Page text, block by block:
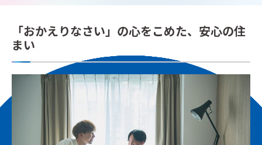
「おかえりなさい」の心をこめた、安心の住
まい